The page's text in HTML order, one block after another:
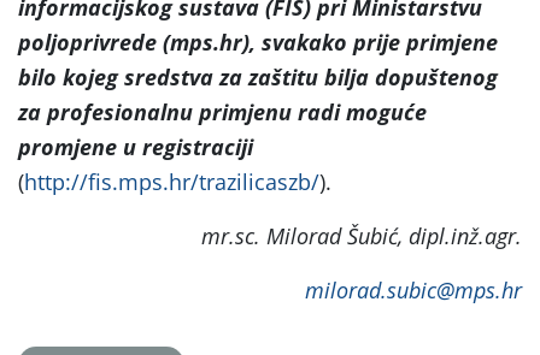
informacijskog sustava (FIS) pri Ministarstvu
poljoprivrede (mps.hr), svakako prije primjene
bilo kojeg sredstva za zaštitu bilja dopuštenog
za profesionalnu primjenu radi moguće
promjene u registraciji
(http://fis.mps.hr/trazilicaszb/).
mr.sc. Milorad Šubić, dipl.inž.agr.
milorad.subic@mps.hr